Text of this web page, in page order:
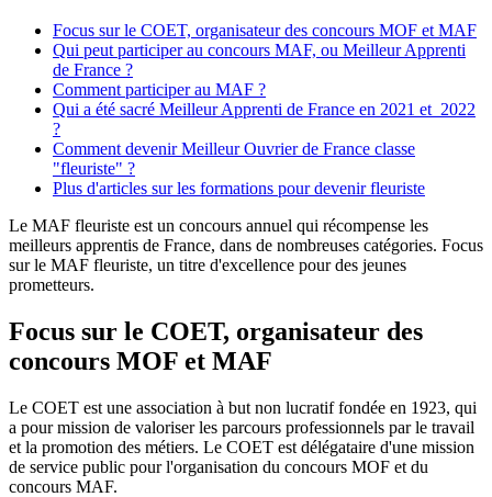
Focus sur le COET, organisateur des concours MOF et MAF
Qui peut participer au concours MAF, ou Meilleur Apprenti
de France ?
Comment participer au MAF ?
Qui a été sacré Meilleur Apprenti de France en 2021 et 2022
?
Comment devenir Meilleur Ouvrier de France classe
"fleuriste" ?
Plus d'articles sur les formations pour devenir fleuriste
Le MAF fleuriste est un concours annuel qui récompense les
meilleurs apprentis de France, dans de nombreuses catégories. Focus
sur le MAF fleuriste, un titre d'excellence pour des jeunes
prometteurs.
Focus sur le COET, organisateur des
concours MOF et MAF
Le COET est une association à but non lucratif fondée en 1923, qui
a pour mission de valoriser les parcours professionnels par le travail
et la promotion des métiers. Le COET est délégataire d'une mission
de service public pour l'organisation du concours MOF et du
concours MAF.